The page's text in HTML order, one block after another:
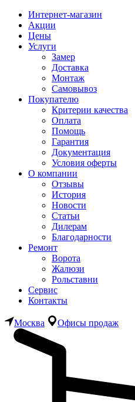
Интернет-магазин
Акции
Цены
Услуги
Замер
Доставка
Монтаж
Самовывоз
Покупателю
Критерии качества
Оплата
Помощь
Гарантия
Документация
Условия оферты
О компании
Отзывы
История
Новости
Статьи
Дилерам
Благодарности
Ремонт
Ворота
Жалюзи
Рольставни
Сервис
Контакты
Москва Офисы продаж